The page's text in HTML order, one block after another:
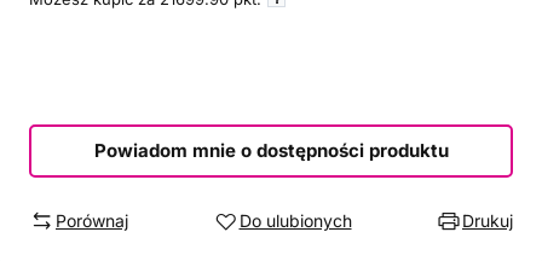
Powiadom mnie o dostępności produktu
Porównaj Do ulubionych Drukuj